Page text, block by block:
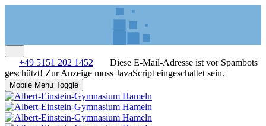
+49 5151 202 1452
Diese E-Mail-Adresse ist vor Spambots
geschützt! Zur Anzeige muss JavaScript eingeschaltet sein.
Mobile Menu Toggle